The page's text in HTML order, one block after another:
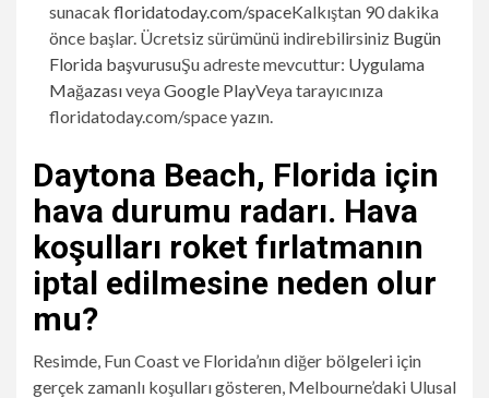
sunacak floridatoday.com/spaceKalkıştan 90 dakika
önce başlar. Ücretsiz sürümünü indirebilirsiniz Bugün
Florida başvurusuŞu adreste mevcuttur: Uygulama
MağazasıveyaGoogle PlayVeya tarayıcınıza
floridatoday.com/space yazın.
Daytona Beach, Florida için
hava durumu radarı. Hava
koşulları roket fırlatmanın
iptal edilmesine neden olur
mu?
Resimde, Fun Coast ve Florida’nın diğer bölgeleri için
gerçek zamanlı koşulları gösteren, Melbourne’daki Ulusal